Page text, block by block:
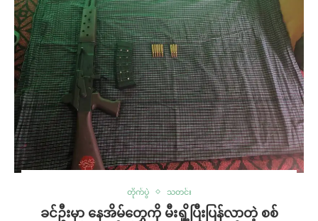
တိုက်ပွဲ သတင်း
ခင်ဦးမှာ နေအိမ်တွေကို မီးရှို့ပြီးပြန်လာတဲ့ စစ်